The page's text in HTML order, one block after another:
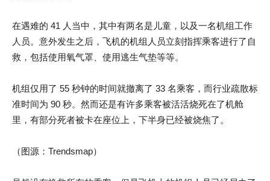
在遇难的 41 人当中，其中有两名是儿童，以及一名机组工作
人员。意外发生之后，飞机的机组人员立刻指挥乘客进行了自
救，包括使用氧气罩、使用逃生气垫等等。
机组仅用了 55 秒钟的时间就撤离了 33 名乘客，而行业疏散标
准时间为 90 秒。然而还是有许多乘客被活活烧死在了机舱
里，有部分死者被卡在座位上，下半身已经被烧焦了。
（图源：Trendsmap）